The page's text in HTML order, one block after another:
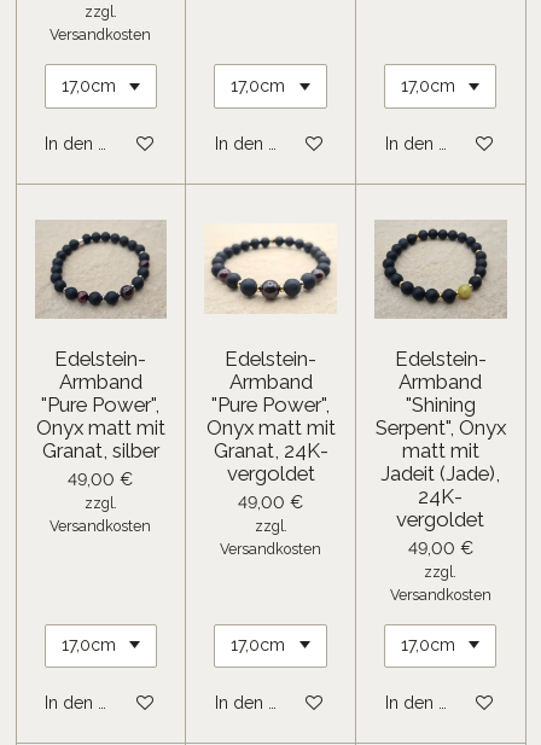
zzgl.
Versandkosten
In den Warenkorb In den Warenkorb In den Warenkorb
Edelstein-
Armband
"Pure Power",
Onyx matt mit
Granat, silber
49,00 €
zzgl.
Versandkosten
In den Warenkorb
Edelstein-
Armband
"Pure Power",
Onyx matt mit
Granat, 24K-
vergoldet
49,00 €
zzgl.
Versandkosten
In den Warenkorb
Edelstein-
Armband
"Shining
Serpent", Onyx
matt mit
Jadeit (Jade),
24K-
vergoldet
49,00 €
zzgl.
Versandkosten
In den Warenkorb